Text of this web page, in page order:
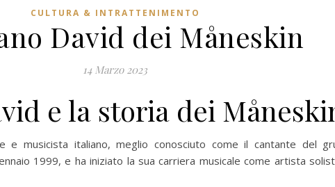
CULTURA & INTRATTENIMENTO
David dei Måneskin
14 Marzo 2023
e la storia dei
e musicista italiano, meglio conosciuto come il cantante del
1999, e ha iniziato la sua carriera musicale come artista